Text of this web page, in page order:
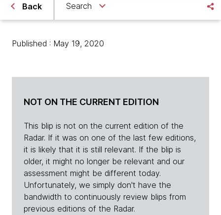
Back Search
Published : May 19, 2020
NOT ON THE CURRENT EDITION
This blip is not on the current edition of the
Radar. If it was on one of the last few editions,
it is likely that it is still relevant. If the blip is
older, it might no longer be relevant and our
assessment might be different today.
Unfortunately, we simply don't have the
bandwidth to continuously review blips from
previous editions of the Radar.